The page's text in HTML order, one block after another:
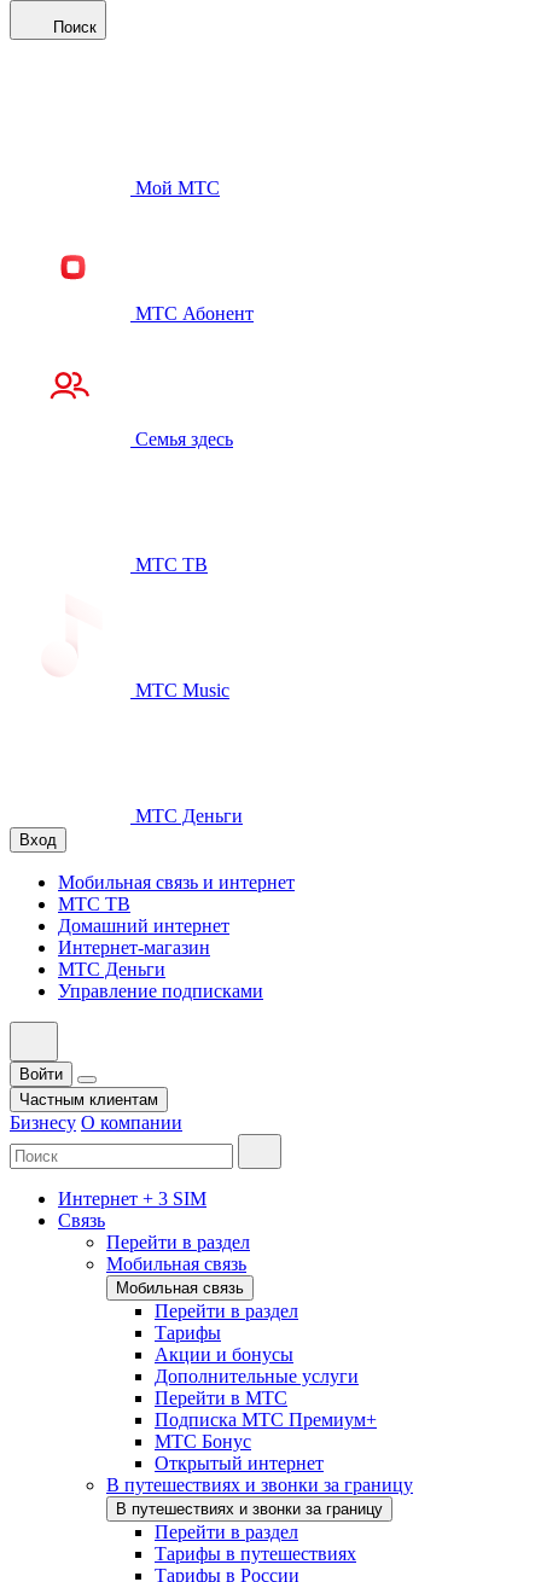
Поиск
Мой МТС
МТС Абонент
Семья здесь
МТС ТВ
МТС Music
МТС Деньги
Вход
Мобильная связь и интернет
МТС ТВ
Домашний интернет
Интернет-магазин
МТС Деньги
Управление подписками
Войти
Частным клиентам
Бизнесу О компании
Интернет + 3 SIM
Связь
Перейти в раздел
Мобильная связь
Мобильная связь
Перейти в раздел
Тарифы
Акции и бонусы
Дополнительные услуги
Перейти в МТС
Подписка МТС Премиум+
МТС Бонус
Открытый интернет
В путешествиях и звонки за границу
В путешествиях и звонки за границу
Перейти в раздел
Тарифы в путешествиях
Тарифы в России